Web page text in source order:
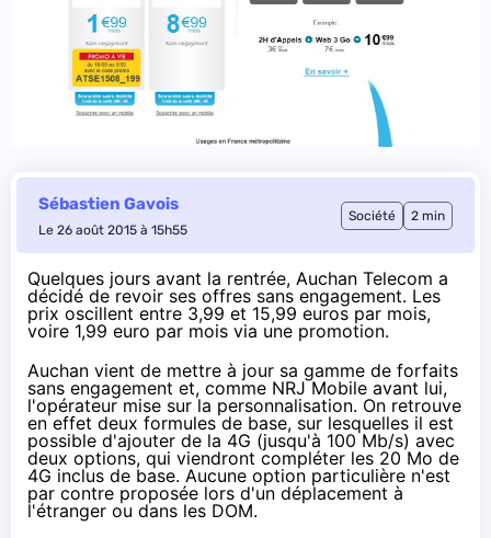
Sébastien Gavois
Le 26 août 2015 à 15h55
Société 2 min
Quelques jours avant la rentrée, Auchan Telecom a
décidé de revoir ses offres sans engagement. Les
prix oscillent entre 3,99 et 15,99 euros par mois,
voire 1,99 euro par mois via une promotion.
Auchan vient de mettre à jour sa gamme de forfaits
sans engagement et, comme NRJ Mobile avant lui,
l'opérateur mise sur la personnalisation. On retrouve
en effet deux formules de base, sur lesquelles il est
possible d'ajouter de la 4G (jusqu'à 100 Mb/s) avec
deux options, qui viendront compléter les 20 Mo de
4G inclus de base. Aucune option particulière n'est
par contre proposée lors d'un déplacement à
l'étranger ou dans les DOM.